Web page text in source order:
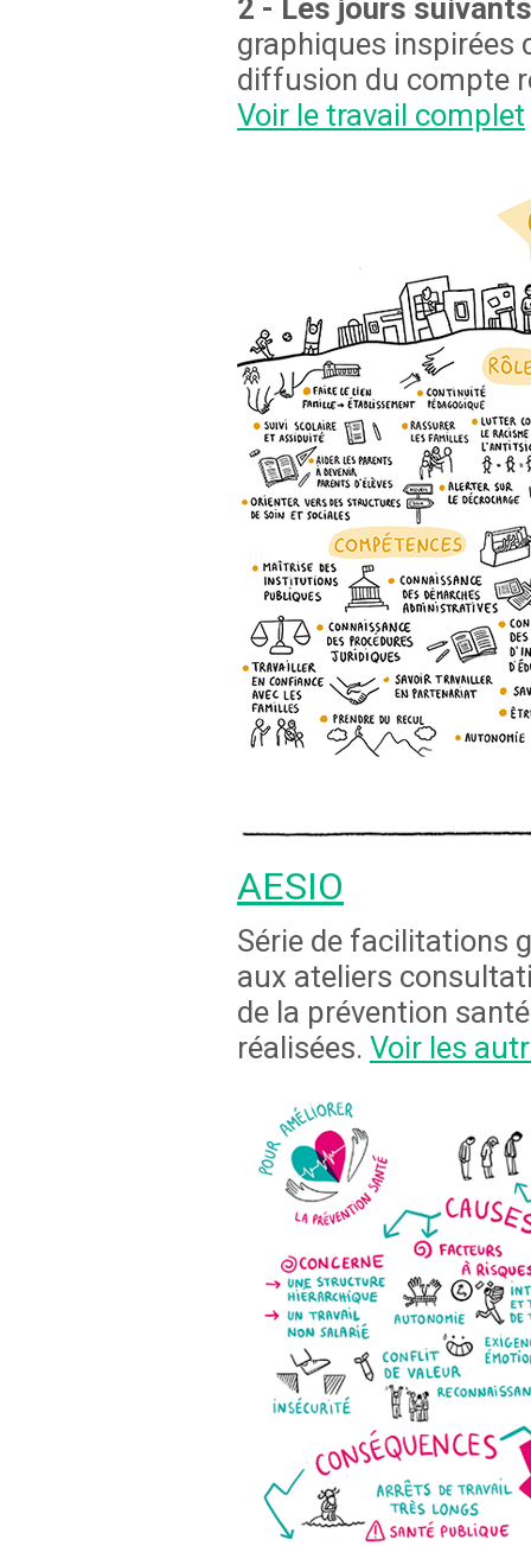
2 - Les jours
graphiques inspirées
diffusion du compte
Voir le travail complet
AESIO
Série de facilitations
aux ateliers
de la prévention
réalisées. Voir les